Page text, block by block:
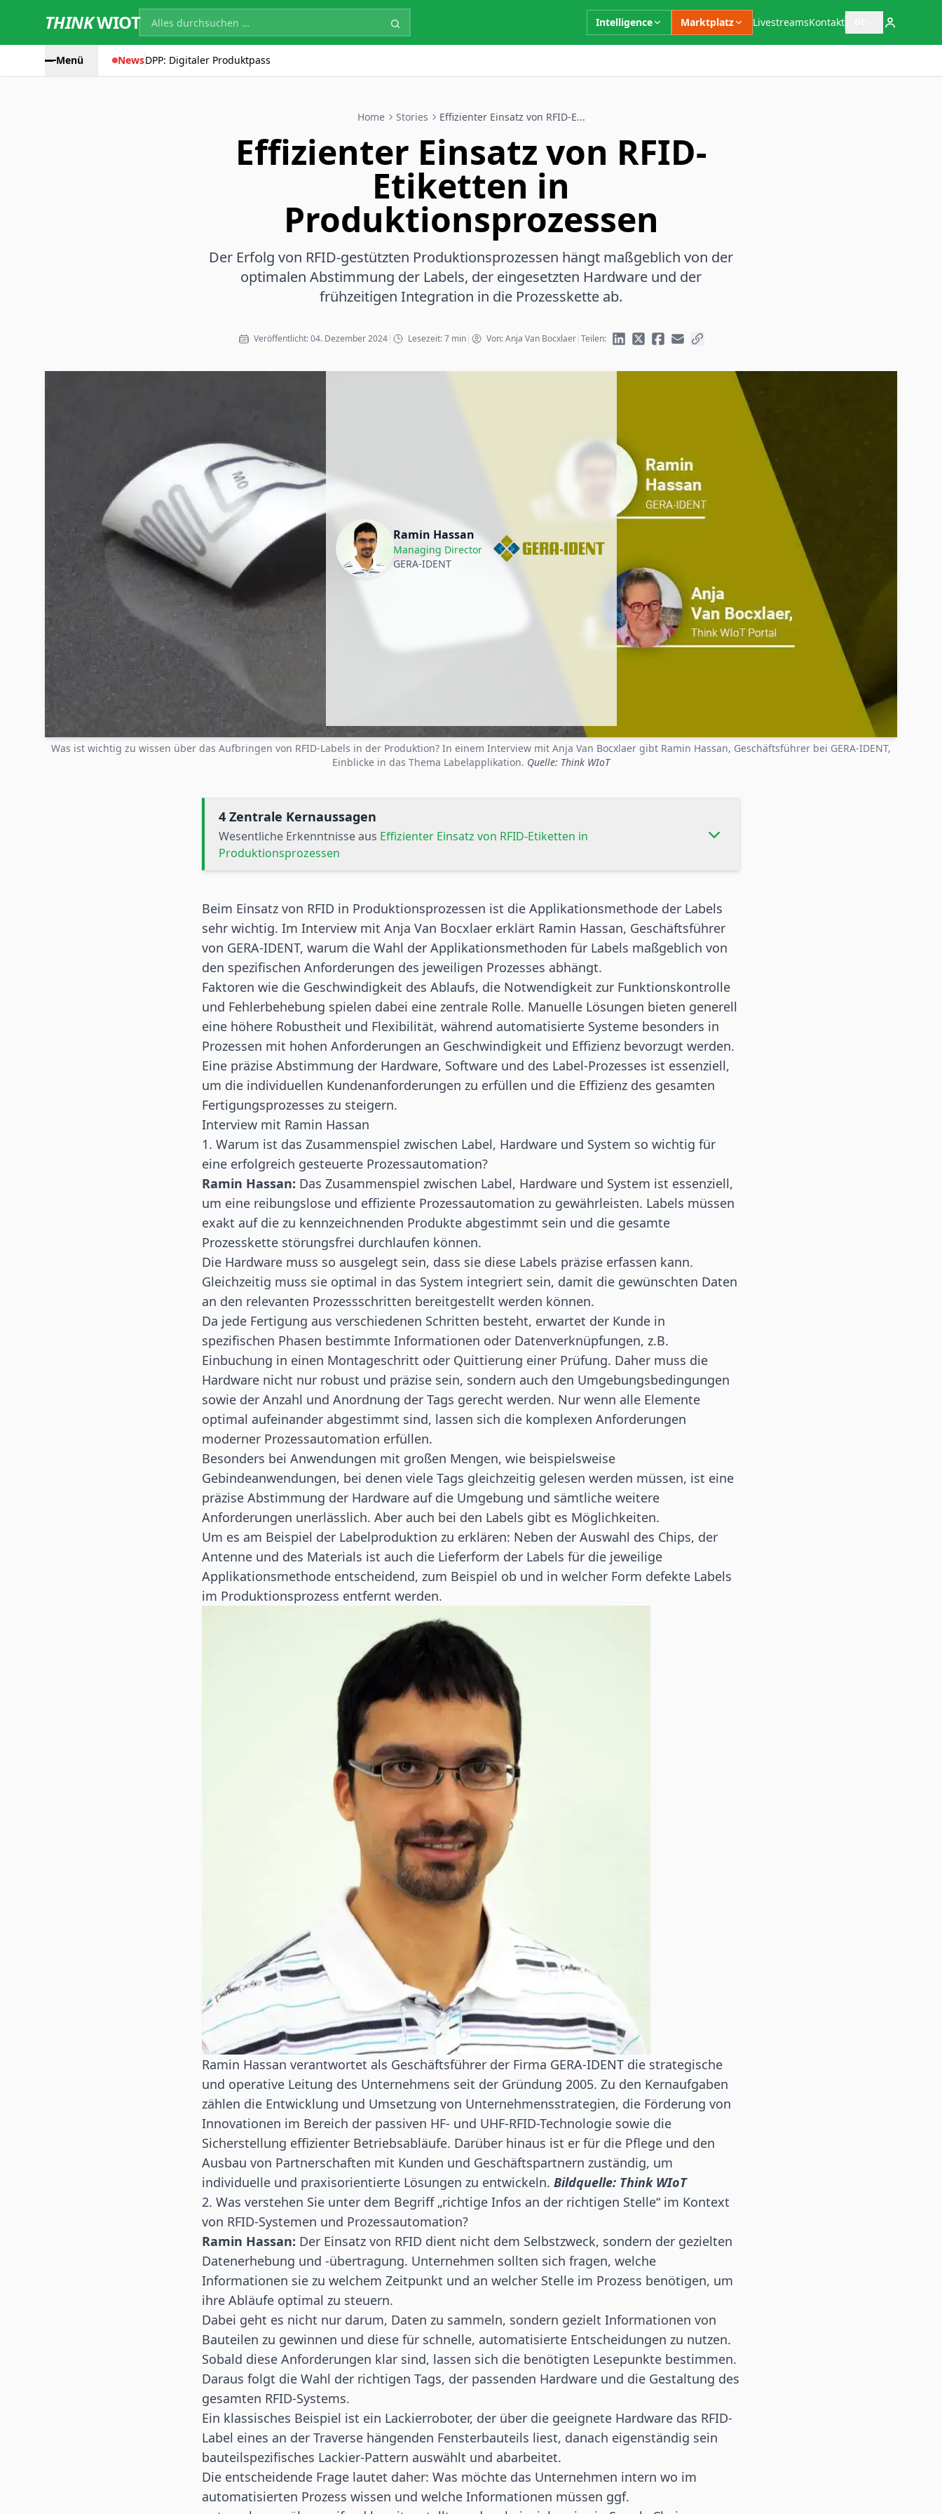
THINKWIOT Intelligence Marktplatz LivestreamsKontakt Sprachauswahl
Menü NewsDPP: Digitaler Produktpass
Home Stories Effizienter Einsatz von RFID-E...
Effizienter Einsatz von RFID-
Etiketten in
Produktionsprozessen
Der Erfolg von RFID-gestützten Produktionsprozessen hängt maßgeblich von der
optimalen Abstimmung der Labels, der eingesetzten Hardware und der
frühzeitigen Integration in die Prozesskette ab.
Veröffentlicht: 04. Dezember 2024| Lesezeit: 7 min| Von: Anja Van Bocxlaer|Teilen:
Ramin Hassan
Managing Director
GERA-IDENT
Was ist wichtig zu wissen über das Aufbringen von RFID-Labels in der Produktion? In einem Interview mit Anja Van Bocxlaer gibt Ramin Hassan, Geschäftsführer bei GERA-IDENT,
Einblicke in das Thema Labelapplikation. Quelle: Think WIoT
4 Zentrale Kernaussagen
Wesentliche Erkenntnisse aus Effizienter Einsatz von RFID-Etiketten in
Produktionsprozessen
Beim Einsatz von RFID in Produktionsprozessen ist die Applikationsmethode der Labels
sehr wichtig. Im Interview mit Anja Van Bocxlaer erklärt Ramin Hassan, Geschäftsführer
von GERA-IDENT, warum die Wahl der Applikationsmethoden für Labels maßgeblich von
den spezifischen Anforderungen des jeweiligen Prozesses abhängt.
Faktoren wie die Geschwindigkeit des Ablaufs, die Notwendigkeit zur Funktionskontrolle
und Fehlerbehebung spielen dabei eine zentrale Rolle. Manuelle Lösungen bieten generell
eine höhere Robustheit und Flexibilität, während automatisierte Systeme besonders in
Prozessen mit hohen Anforderungen an Geschwindigkeit und Effizienz bevorzugt werden.
Eine präzise Abstimmung der Hardware, Software und des Label-Prozesses ist essenziell,
um die individuellen Kundenanforderungen zu erfüllen und die Effizienz des gesamten
Fertigungsprozesses zu steigern.
Interview mit Ramin Hassan
1. Warum ist das Zusammenspiel zwischen Label, Hardware und System so wichtig für
eine erfolgreich gesteuerte Prozessautomation?
Ramin Hassan: Das Zusammenspiel zwischen Label, Hardware und System ist essenziell,
um eine reibungslose und effiziente Prozessautomation zu gewährleisten. Labels müssen
exakt auf die zu kennzeichnenden Produkte abgestimmt sein und die gesamte
Prozesskette störungsfrei durchlaufen können.
Die Hardware muss so ausgelegt sein, dass sie diese Labels präzise erfassen kann.
Gleichzeitig muss sie optimal in das System integriert sein, damit die gewünschten Daten
an den relevanten Prozessschritten bereitgestellt werden können.
Da jede Fertigung aus verschiedenen Schritten besteht, erwartet der Kunde in
spezifischen Phasen bestimmte Informationen oder Datenverknüpfungen, z.B.
Einbuchung in einen Montageschritt oder Quittierung einer Prüfung. Daher muss die
Hardware nicht nur robust und präzise sein, sondern auch den Umgebungsbedingungen
sowie der Anzahl und Anordnung der Tags gerecht werden. Nur wenn alle Elemente
optimal aufeinander abgestimmt sind, lassen sich die komplexen Anforderungen
moderner Prozessautomation erfüllen.
Besonders bei Anwendungen mit großen Mengen, wie beispielsweise
Gebindeanwendungen, bei denen viele Tags gleichzeitig gelesen werden müssen, ist eine
präzise Abstimmung der Hardware auf die Umgebung und sämtliche weitere
Anforderungen unerlässlich. Aber auch bei den Labels gibt es Möglichkeiten.
Um es am Beispiel der Labelproduktion zu erklären: Neben der Auswahl des Chips, der
Antenne und des Materials ist auch die Lieferform der Labels für die jeweilige
Applikationsmethode entscheidend, zum Beispiel ob und in welcher Form defekte Labels
im Produktionsprozess entfernt werden.
Ramin Hassan verantwortet als Geschäftsführer der Firma GERA-IDENT die strategische
und operative Leitung des Unternehmens seit der Gründung 2005. Zu den Kernaufgaben
zählen die Entwicklung und Umsetzung von Unternehmensstrategien, die Förderung von
Innovationen im Bereich der passiven HF- und UHF-RFID-Technologie sowie die
Sicherstellung effizienter Betriebsabläufe. Darüber hinaus ist er für die Pflege und den
Ausbau von Partnerschaften mit Kunden und Geschäftspartnern zuständig, um
individuelle und praxisorientierte Lösungen zu entwickeln. Bildquelle: Think WIoT
2. Was verstehen Sie unter dem Begriff „richtige Infos an der richtigen Stelle“ im Kontext
von RFID-Systemen und Prozessautomation?
Ramin Hassan: Der Einsatz von RFID dient nicht dem Selbstzweck, sondern der gezielten
Datenerhebung und -übertragung. Unternehmen sollten sich fragen, welche
Informationen sie zu welchem Zeitpunkt und an welcher Stelle im Prozess benötigen, um
ihre Abläufe optimal zu steuern.
Dabei geht es nicht nur darum, Daten zu sammeln, sondern gezielt Informationen von
Bauteilen zu gewinnen und diese für schnelle, automatisierte Entscheidungen zu nutzen.
Sobald diese Anforderungen klar sind, lassen sich die benötigten Lesepunkte bestimmen.
Daraus folgt die Wahl der richtigen Tags, der passenden Hardware und die Gestaltung des
gesamten RFID-Systems.
Ein klassisches Beispiel ist ein Lackierroboter, der über die geeignete Hardware das RFID-
Label eines an der Traverse hängenden Fensterbauteils liest, danach eigenständig sein
bauteilspezifisches Lackier-Pattern auswählt und abarbeitet.
Die entscheidende Frage lautet daher: Was möchte das Unternehmen intern wo im
automatisierten Prozess wissen und welche Informationen müssen ggf.